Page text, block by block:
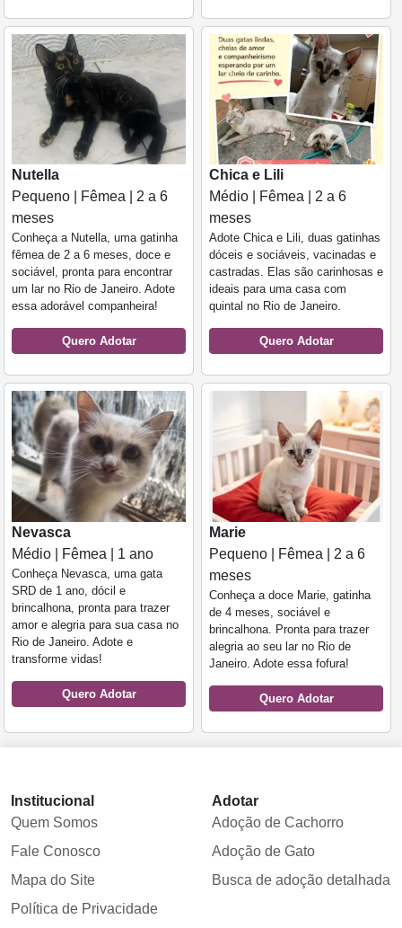
Nutella
Pequeno | Fêmea | 2 a 6
meses
Conheça a Nutella, uma gatinha
fêmea de 2 a 6 meses, doce e
sociável, pronta para encontrar
um lar no Rio de Janeiro. Adote
essa adorável companheira!
Quero Adotar
Chica e Lili
Médio | Fêmea | 2 a 6
meses
Adote Chica e Lili, duas gatinhas
dóceis e sociáveis, vacinadas e
castradas. Elas são carinhosas e
ideais para uma casa com
quintal no Rio de Janeiro.
Quero Adotar
Nevasca
Médio | Fêmea | 1 ano
Conheça Nevasca, uma gata
SRD de 1 ano, dócil e
brincalhona, pronta para trazer
amor e alegria para sua casa no
Rio de Janeiro. Adote e
transforme vidas!
Quero Adotar
Marie
Pequeno | Fêmea | 2 a 6
meses
Conheça a doce Marie, gatinha
de 4 meses, sociável e
brincalhona. Pronta para trazer
alegria ao seu lar no Rio de
Janeiro. Adote essa fofura!
Quero Adotar
Institucional
Quem Somos
Fale Conosco
Mapa do Site
Política de Privacidade
Adotar
Adoção de Cachorro
Adoção de Gato
Busca de adoção detalhada